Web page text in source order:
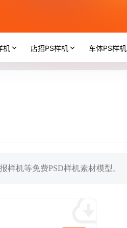
机 店招PS样机 车体PS样机
样机等免费PSD样机素材模型。